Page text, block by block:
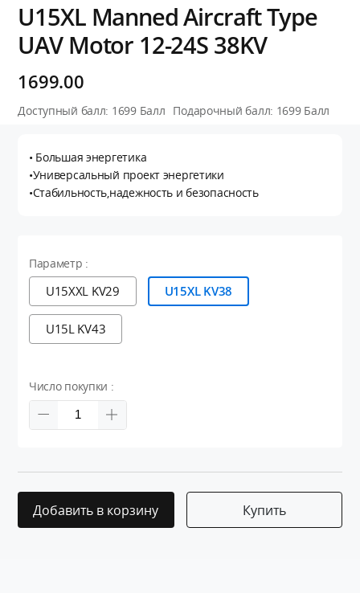
U15XL Manned Aircraft Type
UAV Motor 12-24S 38KV
1699.00
Доступный балл: 1699 Балл Подарочный балл: 1699Балл
• Большая энергетика
•Универсальный проект энергетики
•Стабильность,надежность и безопасность
Параметр :
U15XXL KV29 U15XL KV38
U15L KV43
Число покупки :
Добавить в корзину Купить